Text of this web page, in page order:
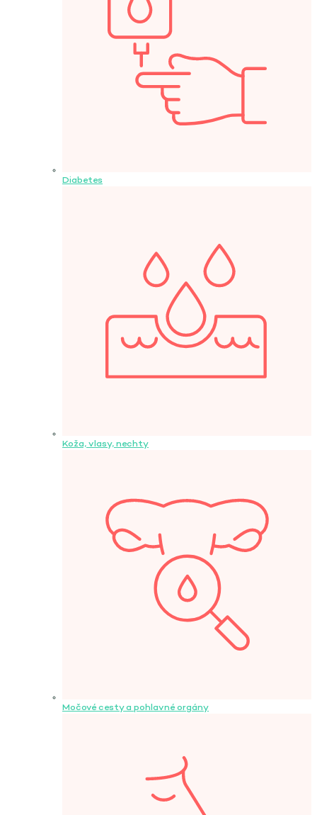
Diabetes
Koža, vlasy, nechty
Močové cesty a pohlavné orgány